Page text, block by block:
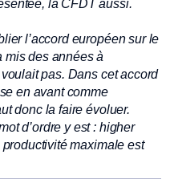
la CFDT aussi.
l’accord européen sur le
mis des années à
pas. Dans cet accord
en avant comme
donc la faire évoluer.
d’ordre y est : higher
maximale est